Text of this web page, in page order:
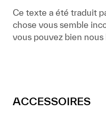
Ce texte a été traduit
chose vous semble
vous pouvez bien
ACCESSOIRES